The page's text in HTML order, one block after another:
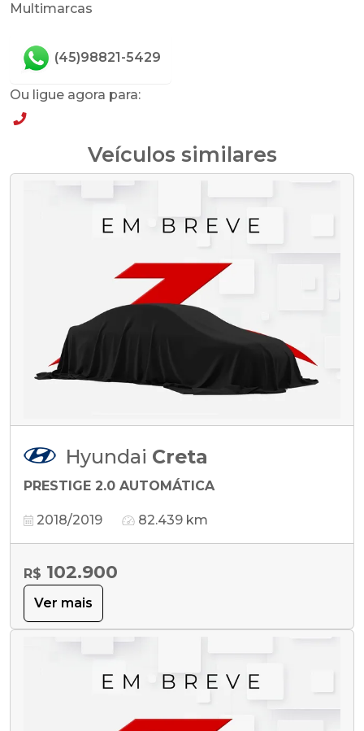
Multimarcas
(45)98821-5429
Ou ligue agora para:
Veículos similares
Hyundai Creta
PRESTIGE 2.0 AUTOMÁTICA
2018/2019 82.439 km
R$ 102.900
Ver mais